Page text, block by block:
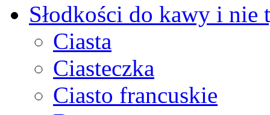
Słodkości do kawy i nie
Ciasta
Ciasteczka
Ciasto francuskie